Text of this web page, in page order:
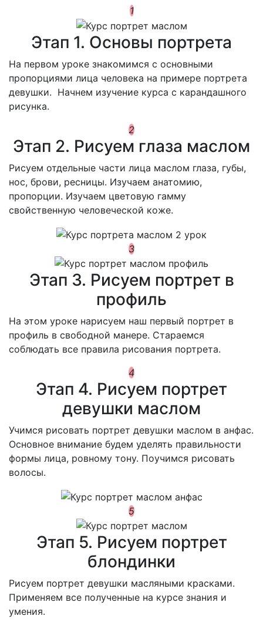
1
Этап 1. Основы портрета
На первом уроке знакомимся с основными
пропорциями лица человека на примере портрета
девушки. Начнем изучение курса с карандашного
рисунка.
2
Этап 2. Рисуем глаза маслом
Рисуем отдельные части лица маслом глаза, губы,
нос, брови, ресницы. Изучаем анатомию,
пропорции. Изучаем цветовую гамму
свойственную человеческой коже.
3
Этап 3. Рисуем портрет в
профиль
На этом уроке нарисуем наш первый портрет в
профиль в свободной манере. Стараемся
соблюдать все правила рисования портрета.
4
Этап 4. Рисуем портрет
девушки маслом
Учимся рисовать портрет девушки маслом в анфас.
Основное внимание будем уделять правильности
формы лица, ровному тону. Поучимся рисовать
волосы.
5
Этап 5. Рисуем портрет
блондинки
Рисуем портрет девушки масляными красками.
Применяем все полученные на курсе знания и
умения.